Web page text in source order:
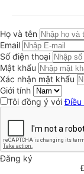
Họ và tên
Email
Số điện thoại
Mật khẩu
Xác nhận mật khẩu
Giới tính
Tôi đồng ý vớiĐiều
Đăng ký